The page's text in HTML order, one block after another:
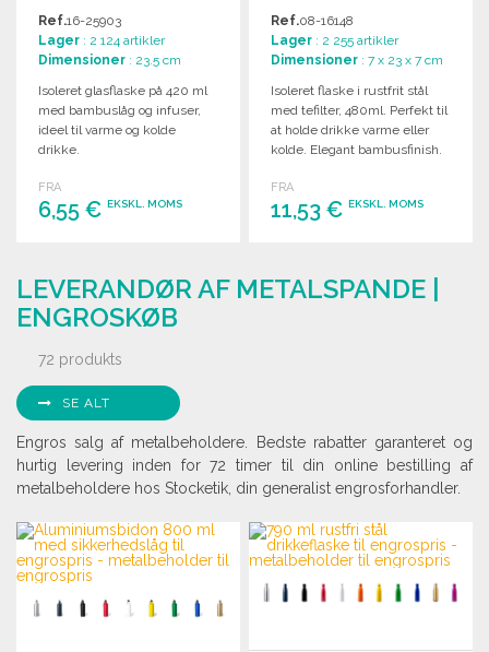
ENGROSPRIS
Ref.16-25903
Lager : 2 124 artikler
Dimensioner : 23.5 cm
Isoleret glasflaske på 420 ml
med bambuslåg og infuser,
ideel til varme og kolde
drikke.
FRA
6,55 € EKSKL. MOMS
Anmod om et tilbud
Ref.08-16148
Lager : 2 255 artikler
Dimensioner : 7 x 23 x 7 cm
Isoleret flaske i rustfrit stål
med tefilter, 480ml. Perfekt til
at holde drikke varme eller
kolde. Elegant bambusfinish.
FRA
11,53 €EKSKL. MOMS
Anmod om et tilbud
LEVERANDØR AF METALSPANDE |
ENGROSKØB
72 produkts
SE ALT
Engros salg af metalbeholdere. Bedste rabatter garanteret og
hurtig levering inden for 72 timer til din online bestilling af
metalbeholdere hos Stocketik, din generalist engrosforhandler.